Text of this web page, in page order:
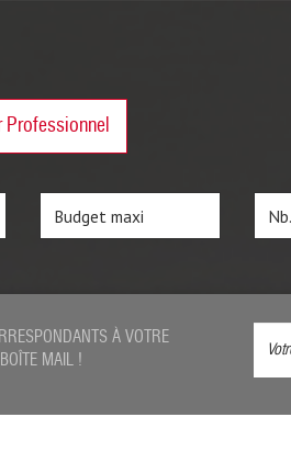
À VOTRE
MAIL !